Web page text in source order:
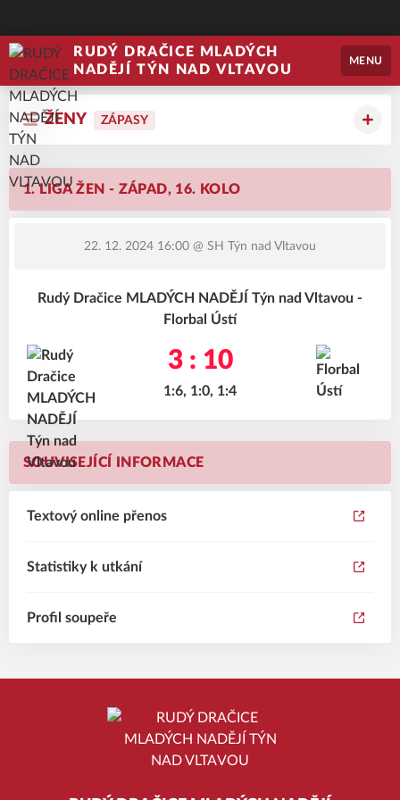
RUDÝ DRAČICE MLADÝCH
NADĚJÍ TÝN NAD VLTAVOU
MENU
ŽENY ZÁPASY
1. LIGA ŽEN - ZÁPAD, 16. KOLO
22. 12. 2024 16:00 @ SH Týn nad Vltavou
Rudý Dračice MLADÝCH NADĚJÍ Týn nad Vltavou -
Florbal Ústí
3 : 10
1:6, 1:0, 1:4
SOUVISEJÍCÍ INFORMACE
Textový online přenos
Statistiky k utkání
Profil soupeře